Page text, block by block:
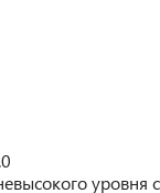
уровня